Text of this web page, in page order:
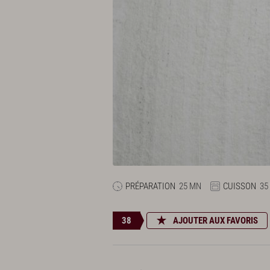
PRÉPARATION 25 MN CUISSON
38 AJOUTER AUX FAVORIS